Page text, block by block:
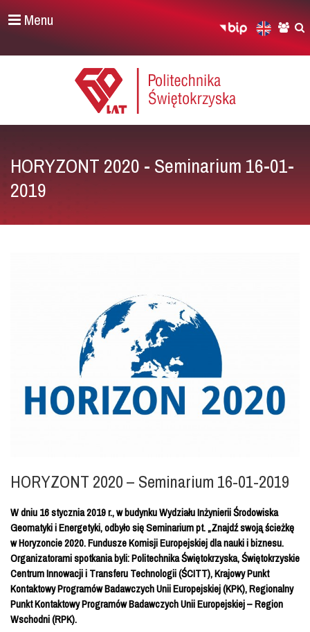
Menu
HORYZONT 2020 - Seminarium 16-01-
2019
HORYZONT 2020 – Seminarium 16-01-2019
W dniu 16 stycznia 2019 r., w budynku Wydziału Inżynierii Środowiska
Geomatyki i Energetyki, odbyło się Seminarium pt. „Znajdź swoją ścieżkę
w Horyzoncie 2020. Fundusze Komisji Europejskiej dla nauki i biznesu.
Organizatorami spotkania byli: Politechnika Świętokrzyska, Świętokrzyskie
Centrum Innowacji i Transferu Technologii (ŚCITT), Krajowy Punkt
Kontaktowy Programów Badawczych Unii Europejskiej (KPK), Regionalny
Punkt Kontaktowy Programów Badawczych Unii Europejskiej – Region
Wschodni (RPK).